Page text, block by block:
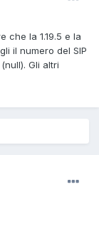
che la 1.19.5 e la
il numero del SIP
Gli altri